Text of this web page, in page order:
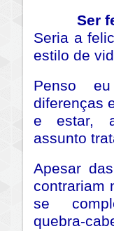
Ser
Seria a
estilo de
Penso
diferenças
e estar,
assunto
Apesar
contrariam
se
quebra-